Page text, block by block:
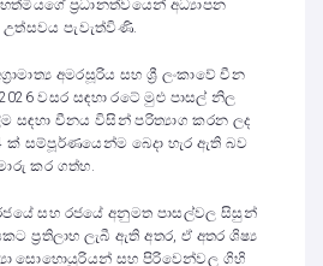
ප්‍රධානත්වයෙන් අධ්‍යාපන
උත්සවය පැවැත්විණි.
අමරසූරිය සහ ශ්‍රී ලංකාවේ චීන
වසර සඳහා රටේ මුළු පාසල් නිල
සඳහා චීනය විසින් පරිත්‍යාග කරන ලද
ක් සම්පූර්ණයෙන්ම බෙදා හැර ඇති බව
කර ගත්හ.
සහ රජයේ අනුමත පාසල්වල සිසුන්
ප්‍රතිලාභ ලැබී ඇති අතර, ඒ අතර ශිෂ්‍ය
සොහොයුරියන් සහ පිරිවෙන්වල ගිහි